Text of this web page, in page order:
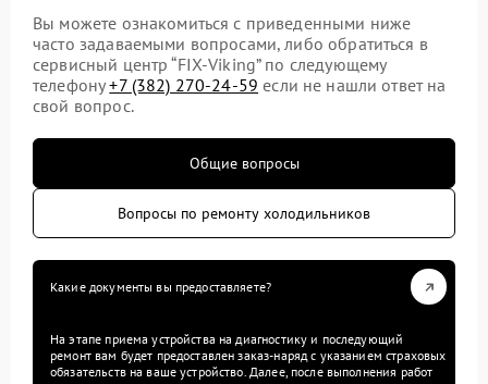
Вы можете ознакомиться с приведенными ниже
часто задаваемыми вопросами, либо обратиться в
сервисный центр “FIX-Viking” по следующему
телефону+7 (382) 270-24-59 если не нашли ответ на
свой вопрос.
Общие вопросы
Вопросы по ремонту холодильников
Какие документы вы предоставляете?
На этапе приема устройства на диагностику и последующий
ремонт вам будет предоставлен заказ-наряд с указанием страховых
обязательств на ваше устройство. Далее, после выполнения работ